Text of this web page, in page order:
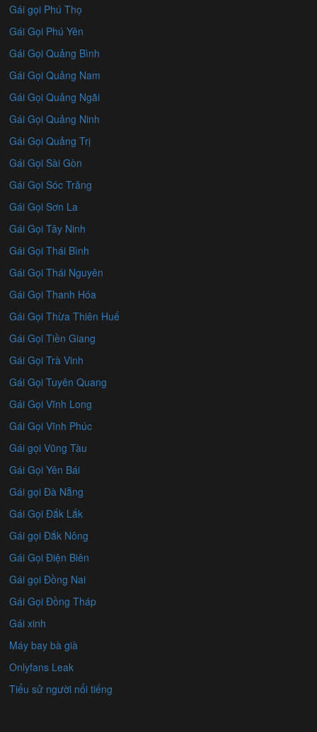
Gái gọi Phú Thọ
Gái Gọi Phú Yên
Gái Gọi Quảng Bình
Gái Gọi Quảng Nam
Gái Gọi Quảng Ngãi
Gái Gọi Quảng Ninh
Gái Gọi Quảng Trị
Gái Gọi Sài Gòn
Gái Gọi Sóc Trăng
Gái Gọi Sơn La
Gái Gọi Tây Ninh
Gái Gọi Thái Bình
Gái Gọi Thái Nguyên
Gái Gọi Thanh Hóa
Gái Gọi Thừa Thiên Huế
Gái Gọi Tiền Giang
Gái Gọi Trà Vinh
Gái Gọi Tuyên Quang
Gái Gọi Vĩnh Long
Gái Gọi Vĩnh Phúc
Gái gọi Vũng Tàu
Gái Gọi Yên Bái
Gái gọi Đà Nẵng
Gái Gọi Đắk Lắk
Gái gọi Đắk Nông
Gái Gọi Điện Biên
Gái gọi Đồng Nai
Gái Gọi Đồng Tháp
Gái xinh
Máy bay bà già
Onlyfans Leak
Tiểu sử người nổi tiếng